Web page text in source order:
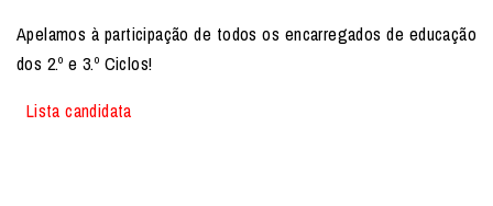
Apelamos à participação de todos os encarregados de educação
dos 2.º e 3.º Ciclos!
Lista candidata